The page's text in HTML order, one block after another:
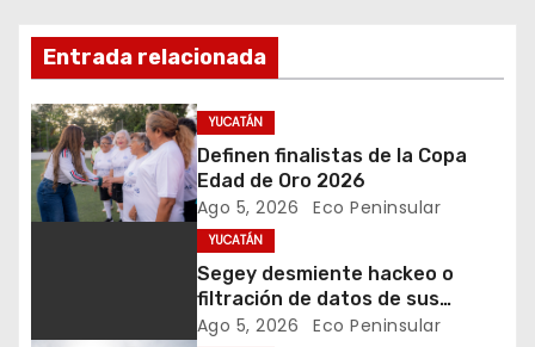
c
i
ó
n
d
Entrada relacionada
YUCATÁN
Definen finalistas de la Copa
Edad de Oro 2026
Ago 5, 2026 Eco Peninsular
YUCATÁN
Segey desmiente hackeo o
filtración de datos de sus
trabajadores
Ago 5, 2026 Eco Peninsular